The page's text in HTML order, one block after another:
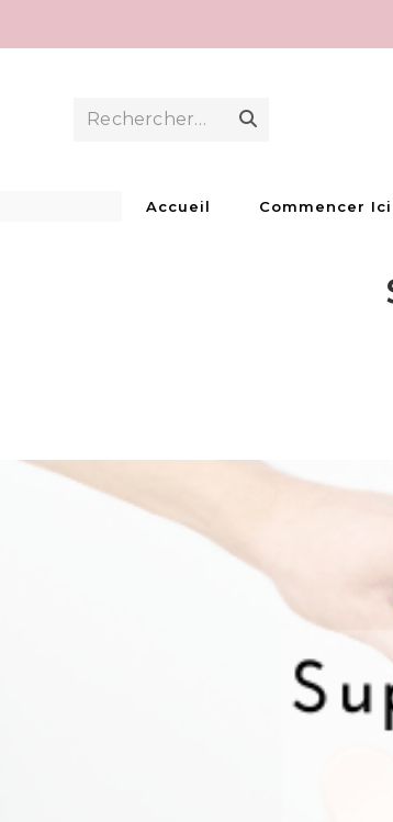
Rechercher…
recherche
Accueil Commencer Ici